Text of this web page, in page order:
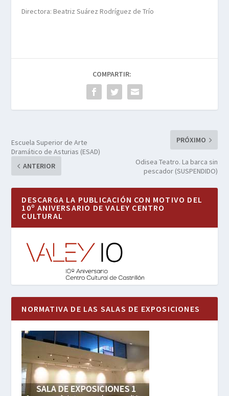
Directora: Beatriz Suárez Rodríguez de Trío
COMPARTIR:
Escuela Superior de Arte
Dramático de Asturias (ESAD)
ANTERIOR
PRÓXIMO
Odisea Teatro. La barca sin
pescador (SUSPENDIDO)
DESCARGA LA PUBLICACIÓN CON MOTIVO DEL
10º ANIVERSARIO DE VALEY CENTRO
CULTURAL
NORMATIVA DE LAS SALAS DE EXPOSICIONES